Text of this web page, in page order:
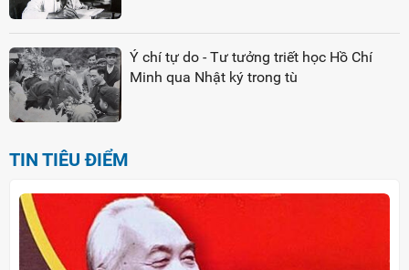
Ý chí tự do - Tư tưởng triết học Hồ Chí
Minh qua Nhật ký trong tù
TIN TIÊU ĐIỂM